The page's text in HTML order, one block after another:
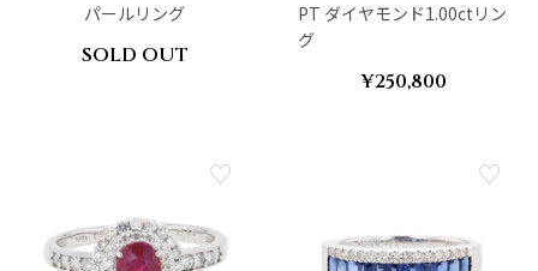
パールリング
SOLD OUT
PT ダイヤモンド1.00ctリン
グ
¥250,800